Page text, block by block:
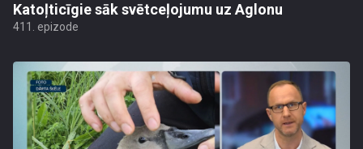
Katoļticīgie sāk svētceļojumu uz Aglonu
411. epizode